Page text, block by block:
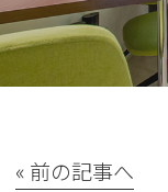
« 前の記事へ